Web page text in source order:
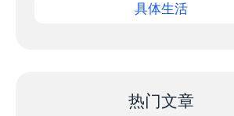
具体生活
热门文章